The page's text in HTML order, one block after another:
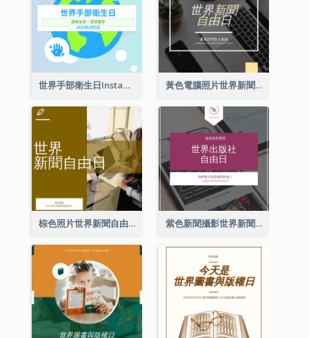
世界手部衛生日Instagram帖子 黃色電腦照片世界新聞自由日Instagram帖子
棕色照片世界新聞自由日Instagram帖子 紫色新聞攝影世界新聞自由日Instagram帖子